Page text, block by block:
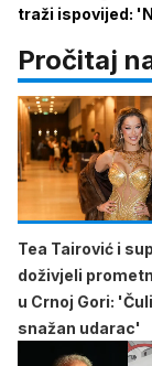
traži ispovijed:
Pročitaj
Tea Tairović i
doživjeli
u Crnoj Gori:
snažan udarac'